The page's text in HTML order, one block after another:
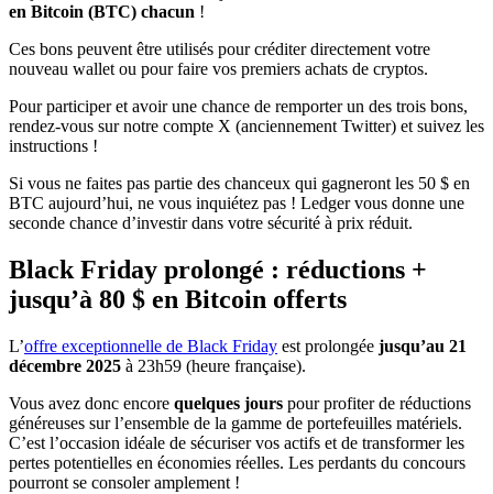
en Bitcoin (BTC) chacun !
Ces bons peuvent être utilisés pour créditer directement votre
nouveau wallet ou pour faire vos premiers achats de cryptos.
Pour participer et avoir une chance de remporter un des trois bons,
rendez-vous sur notre compte X (anciennement Twitter) et suivez les
instructions !
Si vous ne faites pas partie des chanceux qui gagneront les 50 $ en
BTC aujourd’hui, ne vous inquiétez pas ! Ledger vous donne une
seconde chance d’investir dans votre sécurité à prix réduit.
Black Friday prolongé : réductions +
jusqu’à 80 $ en Bitcoin offerts
L’offre exceptionnelle de Black Friday est prolongée jusqu’au 21
décembre 2025 à 23h59 (heure française).
Vous avez donc encore quelques jours pour profiter de réductions
généreuses sur l’ensemble de la gamme de portefeuilles matériels.
C’est l’occasion idéale de sécuriser vos actifs et de transformer les
pertes potentielles en économies réelles. Les perdants du concours
pourront se consoler amplement !